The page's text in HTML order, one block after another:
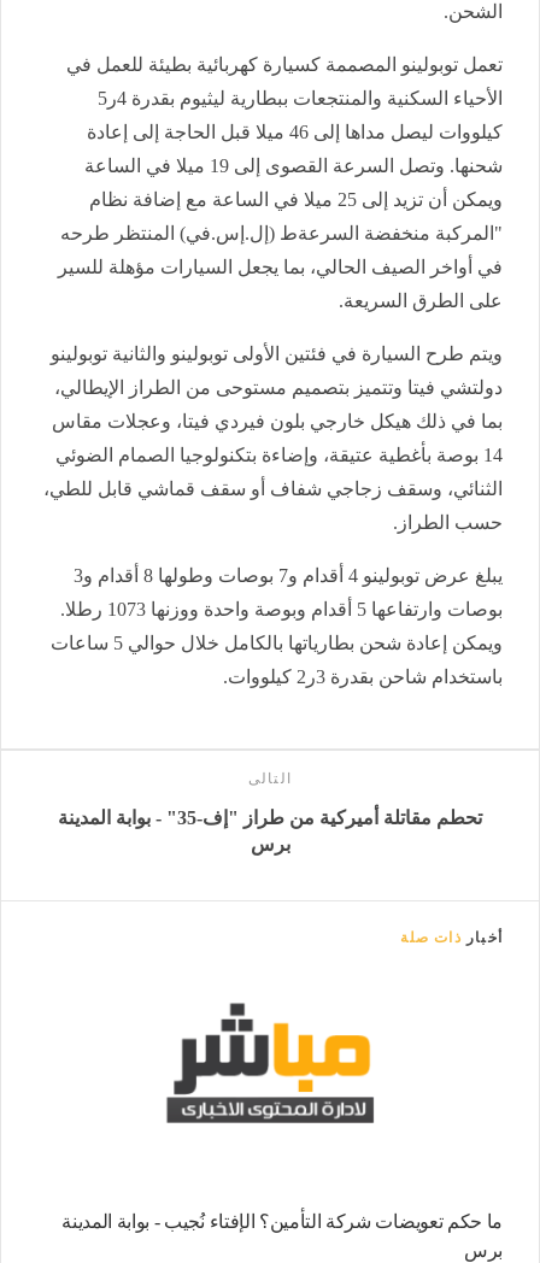
الشحن.
تعمل توبولينو المصممة كسيارة كهربائية بطيئة للعمل في
الأحياء السكنية والمنتجعات ببطارية ليثيوم بقدرة 4ر5
كيلووات ليصل مداها إلى 46 ميلا قبل الحاجة إلى إعادة
شحنها. وتصل السرعة القصوى إلى 19 ميلا في الساعة
ويمكن أن تزيد إلى 25 ميلا في الساعة مع إضافة نظام
"المركبة منخفضة السرعةط (إل.إس.في) المنتظر طرحه
في أواخر الصيف الحالي، بما يجعل السيارات مؤهلة للسير
على الطرق السريعة.
ويتم طرح السيارة في فئتين الأولى توبولينو والثانية توبولينو
دولتشي فيتا وتتميز بتصميم مستوحى من الطراز الإيطالي،
بما في ذلك هيكل خارجي بلون فيردي فيتا، وعجلات مقاس
14 بوصة بأغطية عتيقة، وإضاءة بتكنولوجيا الصمام الضوئي
الثنائي، وسقف زجاجي شفاف أو سقف قماشي قابل للطي،
حسب الطراز.
يبلغ عرض توبولينو 4 أقدام و7 بوصات وطولها 8 أقدام و3
بوصات وارتفاعها 5 أقدام وبوصة واحدة ووزنها 1073 رطلا.
ويمكن إعادة شحن بطارياتها بالكامل خلال حوالي 5 ساعات
باستخدام شاحن بقدرة 3ر2 كيلووات.
التالى
تحطم مقاتلة أميركية من طراز "إف-35" - بوابة المدينة
برس
أخبار ذات صلة
ما حكم تعويضات شركة التأمين؟ الإفتاء نُجيب - بوابة المدينة
برس